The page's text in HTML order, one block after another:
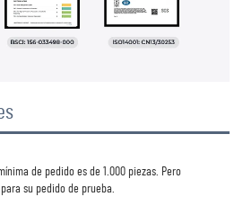
de pedido es de 1.000 piezas. Pero
su pedido de prueba.